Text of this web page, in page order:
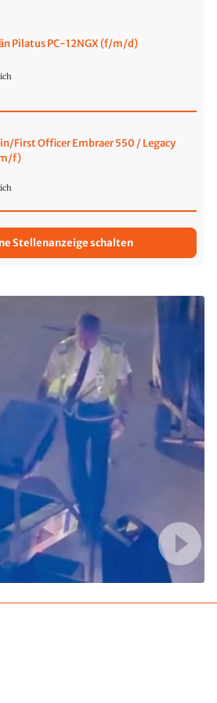
Pilatus PC-12NGX (f/m/d)
First Officer Embraer 550 / Legacy
f)
Stellenanzeige schalten